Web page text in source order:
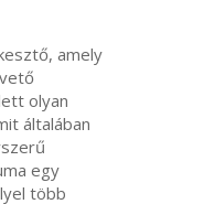
amely
olyan
általában
egy
több